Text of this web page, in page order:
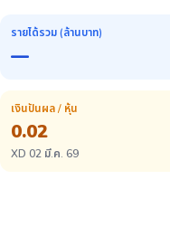
รายได้รวม (ล้านบาท)
—
เงินปันผล / หุ้น
0.02
XD 02 มี.ค. 69